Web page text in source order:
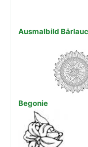
Ausmalbild
Begonie